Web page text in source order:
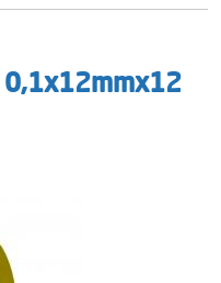
0,1x12mmx12